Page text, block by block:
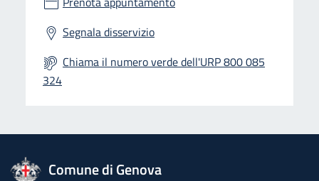
Segnala disservizio
Chiama il numero verde dell'URP 800 085
324
logo Unione Europea
Comune di Genova